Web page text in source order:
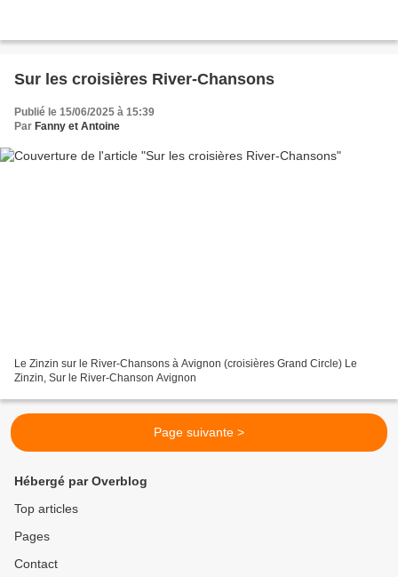
Sur les croisières River-Chansons
Publié le 15/06/2025 à 15:39
Par Fanny et Antoine
Le Zinzin sur le River-Chansons à Avignon (croisières Grand Circle) Le
Zinzin, Sur le River-Chanson Avignon
Page suivante >
Hébergé par Overblog
Top articles
Pages
Contact